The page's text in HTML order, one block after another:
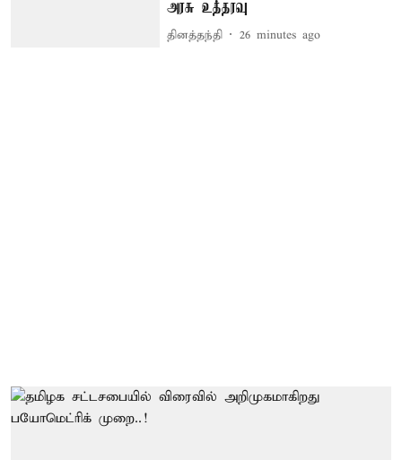
அரசு உத்தரவு
தினத்தந்தி 26 minutes ago